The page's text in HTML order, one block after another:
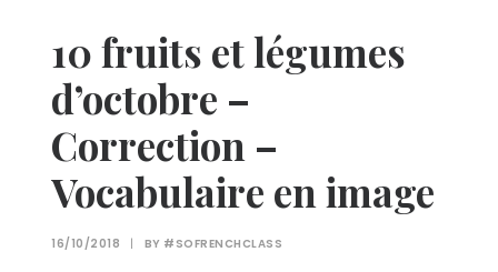
10 fruits et légumes
d’octobre –
Correction –
Vocabulaire en image
16/10/2018 | BY #SOFRENCHCLASS